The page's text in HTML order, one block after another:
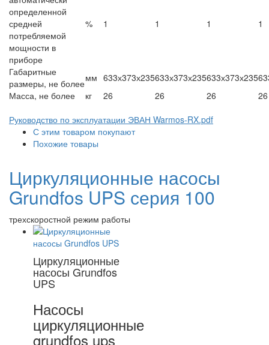
определенной
средней
потребляемой
мощности в
приборе
% 1 1 1 1
Габаритные
размеры, не болеемм 633х373х235633х373х235633х373х235
Масса, не более
кг 26 26 26
26
Руководство по эксплуатации ЭВАН Warmos-RX.pdf
С этим товаром покупают
Похожие товары
Циркуляционные насосы
Grundfos UPS серия 100
трехскоростной режим работы
Циркуляционные
насосы Grundfos
UPS
Насосы
циркуляционные
grundfos ups